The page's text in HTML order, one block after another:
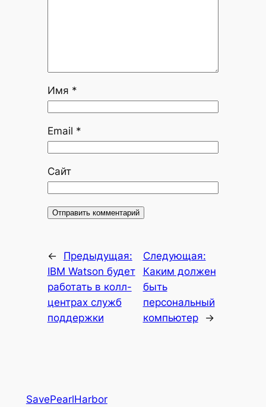
Имя *
Email *
Сайт
←
Предыдущая:
IBM Watson будет
работать в колл-
центрах служб
поддержки
Следующая:
Каким должен
быть
персональный
компьютер
→
SavePearlHarbor